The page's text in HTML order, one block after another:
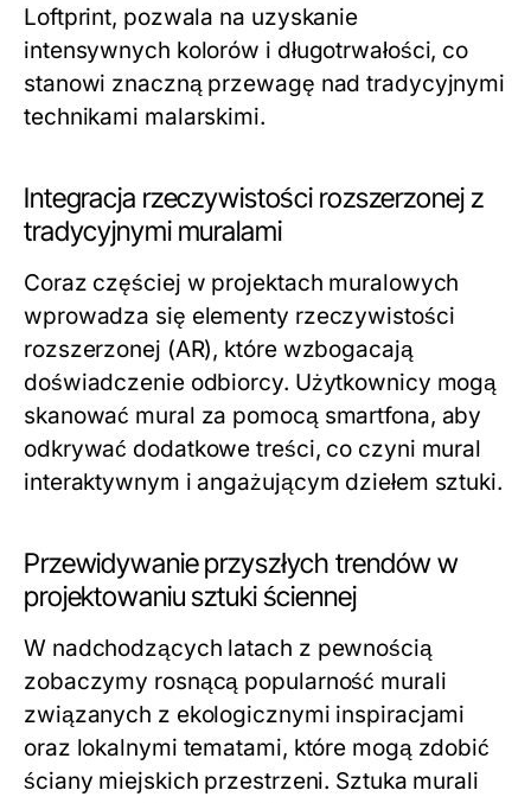
Loftprint, pozwala na uzyskanie
intensywnych kolorów i długotrwałości, co
stanowi znaczną przewagę nad tradycyjnymi
technikami malarskimi.
Integracja rzeczywistości rozszerzonej z
tradycyjnymi muralami
Coraz częściej w projektach muralowych
wprowadza się elementy rzeczywistości
rozszerzonej (AR), które wzbogacają
doświadczenie odbiorcy. Użytkownicy mogą
skanować mural za pomocą smartfona, aby
odkrywać dodatkowe treści, co czyni mural
interaktywnym i angażującym dziełem sztuki.
Przewidywanie przyszłych trendów w
projektowaniu sztuki ściennej
W nadchodzących latach z pewnością
zobaczymy rosnącą popularność murali
związanych z ekologicznymi inspiracjami
oraz lokalnymi tematami, które mogą zdobić
ściany miejskich przestrzeni. Sztuka murali